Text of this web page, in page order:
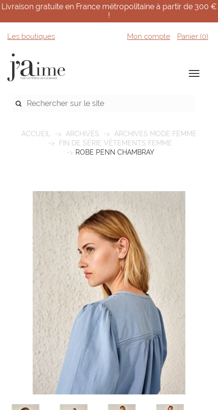
Livraison gratuite en France métropolitaine à partir de 300 €
!
Les boutiques Mon compte Panier (0)
ACCUEIL ARCHIVES
ARCHIVES MODE FEMME
FIN DE SÉRIE VÊTEMENTS FEMME
ROBE PENN CHAMBRAY